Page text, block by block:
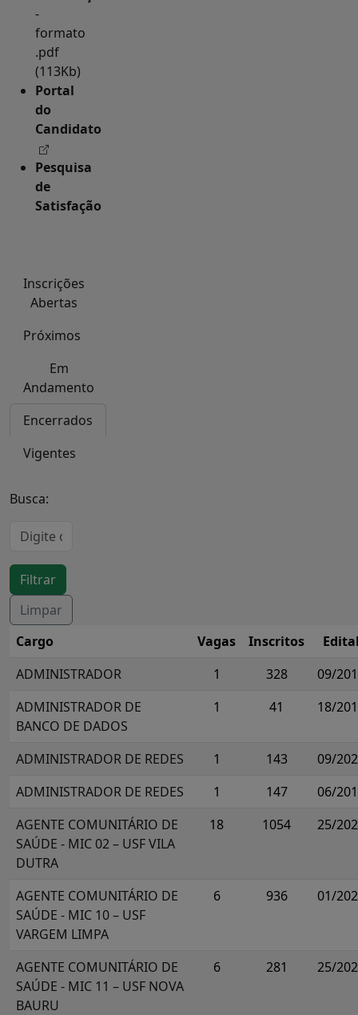
-
formato
.pdf
(113Kb)
Portal
do
Candidato
Pesquisa
de
Satisfação
Inscrições
Abertas
Próximos
Em
Andamento
Encerrados
Vigentes
Busca:
Cargo Vagas Inscritos
ADMINISTRADOR
1 328
09/
ADMINISTRADOR DE
BANCO DE DADOS
1 41 18/
ADMINISTRADOR DE REDES 1 143
09/
ADMINISTRADOR DE REDES
1 147
06/
AGENTE COMUNITÁRIO DE
SAÚDE - MIC 02 – USF VILA
DUTRA
18 1054 25/
AGENTE COMUNITÁRIO DE
SAÚDE - MIC 10 – USF
VARGEM LIMPA
6 936 01/
AGENTE COMUNITÁRIO DE
SAÚDE - MIC 11 – USF NOVA
BAURU
6 281 25/